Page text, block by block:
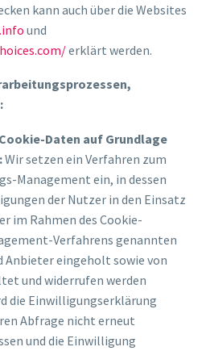
kann auch über die Websites
und
erklärt werden.
Daten auf Grundlage
Wir setzen ein Verfahren zum
Management ein, in dessen
der Nutzer in den Einsatz
im Rahmen des Cookie-
Verfahrens genannten
Anbieter eingeholt sowie von
und widerrufen werden
die Einwilligungserklärung
Abfrage nicht erneut
und die Einwilligung